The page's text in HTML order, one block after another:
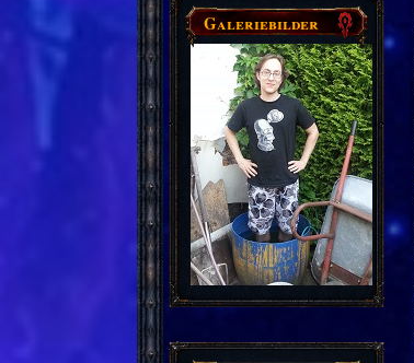
Galeriebilder